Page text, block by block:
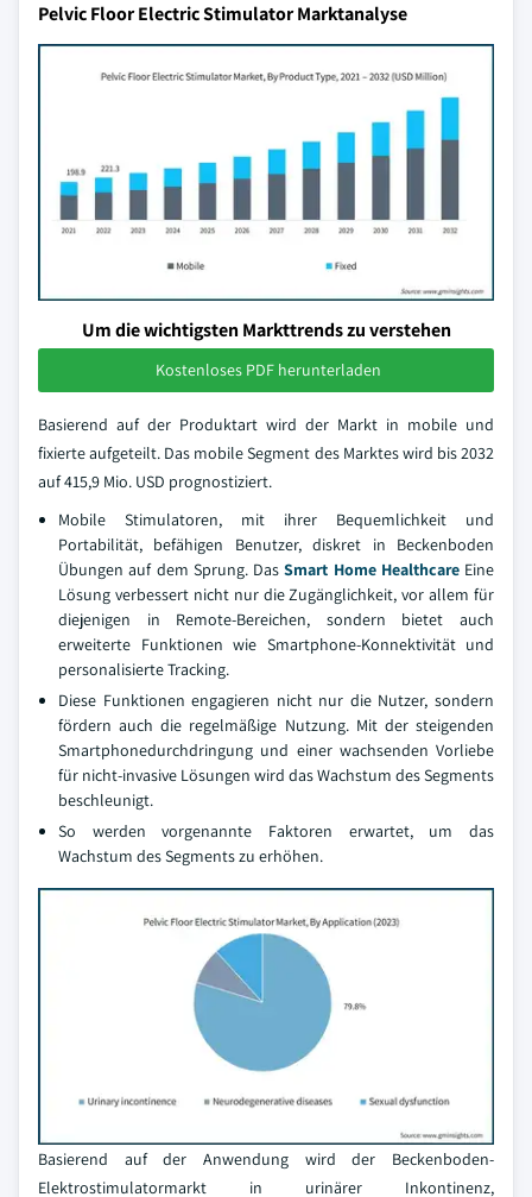
Pelvic Floor Electric Stimulator Marktanalyse
Um die wichtigsten Markttrends zu verstehen
Kostenloses PDF herunterladen
Basierend auf der Produktart wird der Markt in mobile und
fixierte aufgeteilt. Das mobile Segment des Marktes wird bis 2032
auf 415,9 Mio. USD prognostiziert.
Mobile Stimulatoren, mit ihrer Bequemlichkeit und
Portabilität, befähigen Benutzer, diskret in Beckenboden
Übungen auf dem Sprung. DasSmart Home HealthcareEine
Lösung verbessert nicht nur die Zugänglichkeit, vor allem für
diejenigen in Remote-Bereichen, sondern bietet auch
erweiterte Funktionen wie Smartphone-Konnektivität und
personalisierte Tracking.
Diese Funktionen engagieren nicht nur die Nutzer, sondern
fördern auch die regelmäßige Nutzung. Mit der steigenden
Smartphonedurchdringung und einer wachsenden Vorliebe
für nicht-invasive Lösungen wird das Wachstum des Segments
beschleunigt.
So werden vorgenannte Faktoren erwartet, um das
Wachstum des Segments zu erhöhen.
Basierend auf der Anwendung wird der Beckenboden-
Elektrostimulatormarkt in urinärer Inkontinenz,